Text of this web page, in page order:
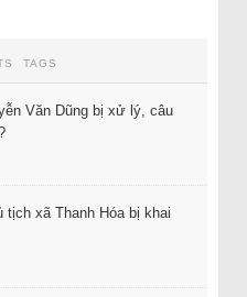
TAGS
Văn Dũng bị xử lý, câu
tịch xã Thanh Hóa bị khai